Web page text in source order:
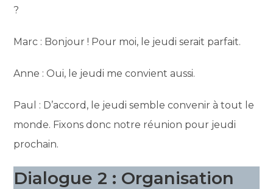
?
Marc : Bonjour ! Pour moi, le jeudi serait parfait.
Anne : Oui, le jeudi me convient aussi.
Paul : D’accord, le jeudi semble convenir à tout le
monde. Fixons donc notre réunion pour jeudi
prochain.
Dialogue 2 : Organisation